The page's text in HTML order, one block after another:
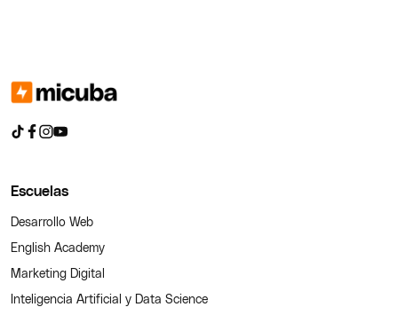
Escuelas
Desarrollo Web
English Academy
Marketing Digital
Inteligencia Artificial y Data Science